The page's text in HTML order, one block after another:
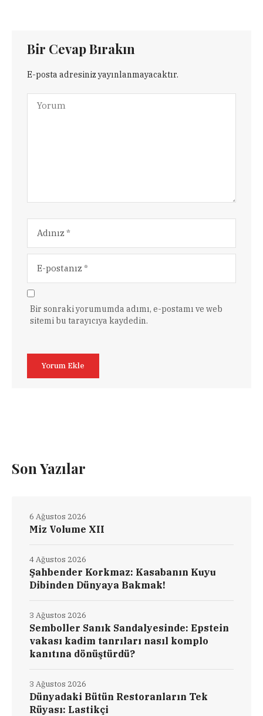
Bir Cevap Bırakın
E-posta adresiniz yayınlanmayacaktır.
Bir sonraki yorumumda adımı, e-postamı ve web
sitemi bu tarayıcıya kaydedin.
Son Yazılar
Miz Volume XII
6 Ağustos 2026
Şahbender Korkmaz: Kasabanın Kuyu
Dibinden Dünyaya Bakmak!
4 Ağustos 2026
Semboller Sanık Sandalyesinde: Epstein
vakası kadim tanrıları nasıl komplo
kanıtına dönüştürdü?
3 Ağustos 2026
Dünyadaki Bütün Restoranların Tek
Rüyası: Lastikçi
3 Ağustos 2026